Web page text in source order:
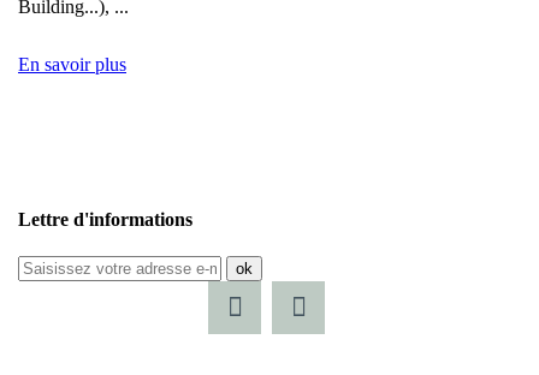
Building...), ...
En savoir plus
Lettre d'informations
ok